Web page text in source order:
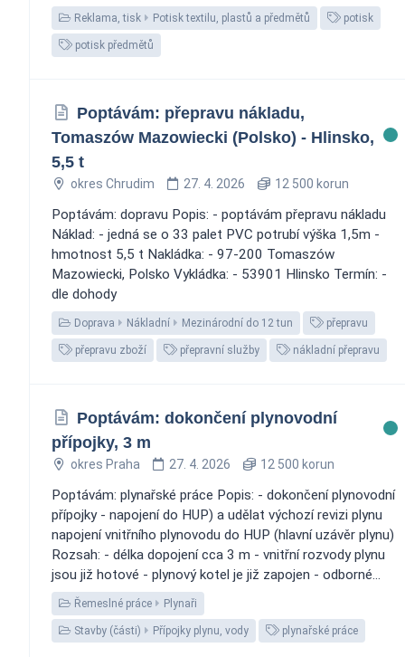
Reklama, tisk Potisk textilu, plastů a předmětů potisk
potisk předmětů
Poptávám: přepravu nákladu,
Tomaszów Mazowiecki (Polsko) - Hlinsko,
5,5 t
okres Chrudim 27. 4. 2026 12 500 korun
Poptávám: dopravu Popis: - poptávám přepravu nákladu
Náklad: - jedná se o 33 palet PVC potrubí výška 1,5m -
hmotnost 5,5 t Nakládka: - 97-200 Tomaszów
Mazowiecki, Polsko Vykládka: - 53901 Hlinsko Termín: -
dle dohody
Doprava Nákladní Mezinárodní do 12 tun přepravu
přepravu zboží přepravní služby nákladní přepravu
Poptávám: dokončení plynovodní
přípojky, 3 m
okres Praha 27. 4. 2026 12 500 korun
Poptávám: plynařské práce Popis: - dokončení plynovodní
přípojky - napojení do HUP) a udělat výchozí revizi plynu
napojení vnitřního plynovodu do HUP (hlavní uzávěr plynu)
Rozsah: - délka dopojení cca 3 m - vnitřní rozvody plynu
jsou již hotové - plynový kotel je již zapojen - odborné...
Řemeslné práce Plynaři
Stavby (části) Přípojky plynu, vody plynařské práce